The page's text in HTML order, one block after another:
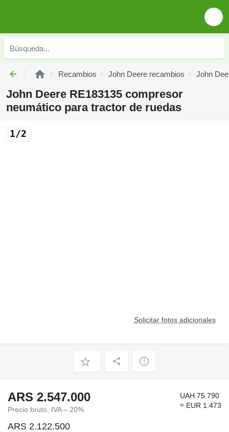
Recambios John Deere recambios John
John Deere RE183135 compresor
neumático para tractor de ruedas
Solicitar fotos adicionales
1/2
ARS 2.547.000
Precio bruto, IVA – 20%
UAH 75.790
≈ EUR 1.473
ARS 2.122.500